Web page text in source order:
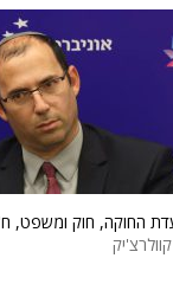
החוקה, חוק ומשפט,